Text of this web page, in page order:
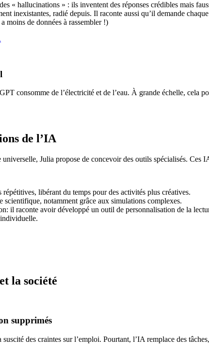
« hallucinations » : ils inventent des réponses crédibles mais
inexistantes, radié depuis. Il raconte aussi qu’il demande
moins de données à rassembler !)
consomme de l’électricité et de l’eau. À grande échelle,
de l’IA
Julia propose de concevoir des outils spécialisés. Ces
répétitives, libérant du temps pour des activités plus créatives.
scientifique, notamment grâce aux simulations complexes.
il raconte avoir développé un outil de personnalisation de la
la société
supprimés
des craintes sur l’emploi. Pourtant, l’IA remplace des